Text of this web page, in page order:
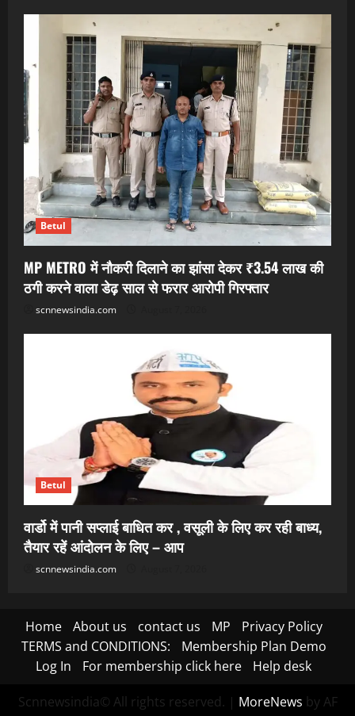
Betul
MP METRO में नौकरी दिलाने का झांसा देकर ₹3.54 लाख की
ठगी करने वाला डेढ़ साल से फरार आरोपी गिरफ्तार
scnnewsindia.com
Betul
वार्डो में पानी सप्लाई बाधित कर , वसूली के लिए कर रही बाध्य,
तैयार रहें आंदोलन के लिए – आप
scnnewsindia.com
Home About us contact us MP
Privacy Policy
TERMS and CONDITIONS:
Membership Plan Demo
Log In
For membership click here Help desk
Scnnewsindia© All rights reserved. | MoreNews by AF